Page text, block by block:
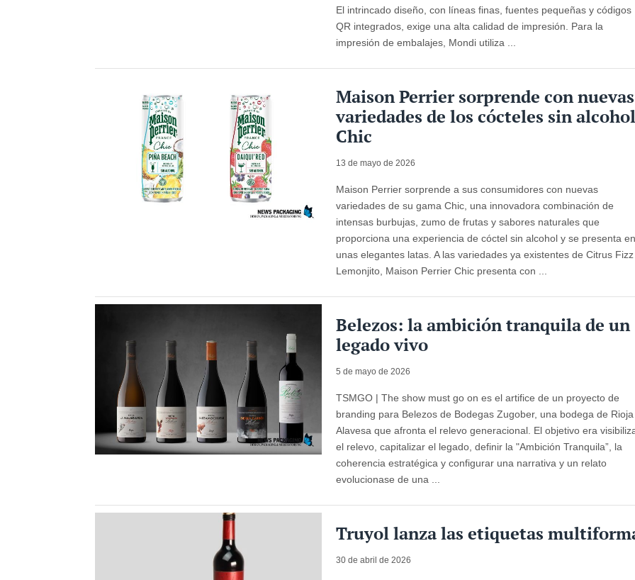
El intrincado diseño, con líneas finas, fuentes pequeñas y códigos
QR integrados, exige una alta calidad de impresión. Para la
impresión de embalajes, Mondi utiliza ...
Maison Perrier sorprende con nuevas
variedades de los cócteles sin
Chic
13 de mayo de 2026
Maison Perrier sorprende a sus consumidores con nuevas
variedades de su gama Chic, una innovadora combinación de
intensas burbujas, zumo de frutas y sabores naturales que
proporciona una experiencia de cóctel sin alcohol y se presenta
unas elegantes latas. A las variedades ya existentes de Citrus
Lemonjito, Maison Perrier Chic presenta con ...
Belezos: la ambición tranquila de un
legado vivo
5 de mayo de 2026
TSMGO | The show must go on es el artifice de un proyecto de
branding para Belezos de Bodegas Zugober, una bodega de Rioja
Alavesa que afronta el relevo generacional. El objetivo era
el relevo, capitalizar el legado, definir la "Ambición Tranquila”, la
coherencia estratégica y configurar una narrativa y un relato
evolucionase de una ...
Truyol lanza las etiquetas
30 de abril de 2026